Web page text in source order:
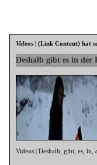
Videos |(Link Content) hat
Deshalb gibt es in der
Videos |Deshalb ,gibt ,es ,in ,